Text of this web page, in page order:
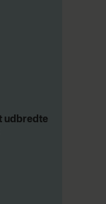
udbredte